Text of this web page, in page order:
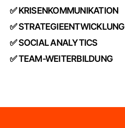
✅ KRISENKOMMUNIKATION
✅ STRATEGIEENTWICKLUNG
✅ SOCIAL ANALYTICS
✅ TEAM-WEITERBILDUNG